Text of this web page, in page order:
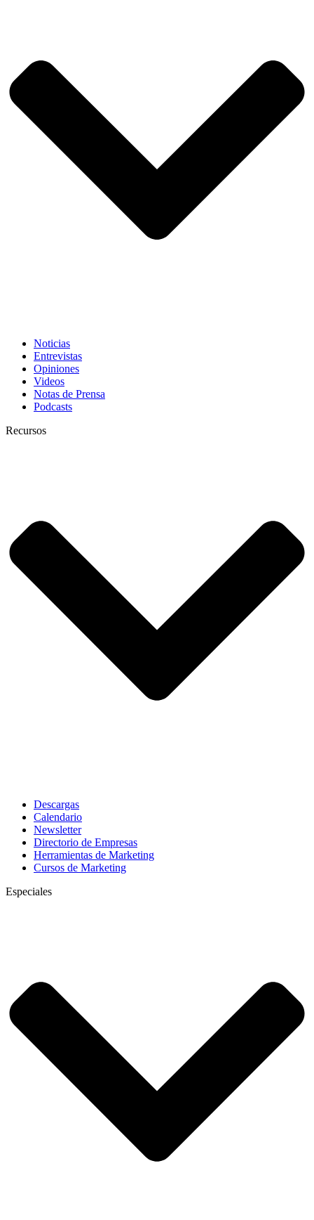
Noticias
Entrevistas
Opiniones
Videos
Notas de Prensa
Podcasts
Recursos
Descargas
Calendario
Newsletter
Directorio de Empresas
Herramientas de Marketing
Cursos de Marketing
Especiales